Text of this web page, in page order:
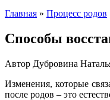
Главная » Процесс родов
Способы
Автор Дубровина
Изменения, которые
после родов – это